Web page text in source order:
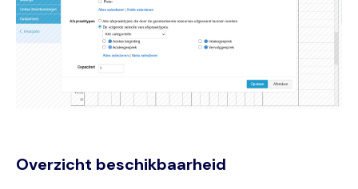
Overzicht beschikbaarheid